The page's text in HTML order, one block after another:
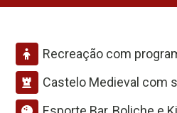
Recreação com
Castelo Medieval com